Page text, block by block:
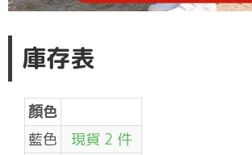
庫存表
顏色
藍色
現貨 2 件